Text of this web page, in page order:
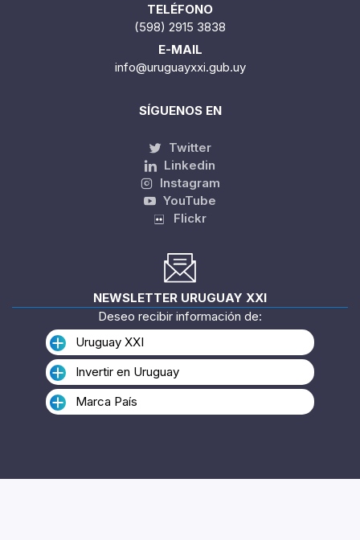
TELÉFONO
(598) 2915 3838
E-MAIL
info@uruguayxxi.gub.uy
SÍGUENOS EN
Twitter
Linkedin
Instagram
YouTube
Flickr
NEWSLETTER URUGUAY XXI
Deseo recibir información de:
Uruguay XXI
Invertir en Uruguay
Marca País